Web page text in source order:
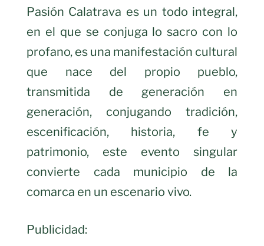
Pasión Calatrava es un todo integral,
en el que se conjuga lo sacro con lo
profano, es una manifestación cultural
que nace del propio pueblo,
transmitida de generación en
generación, conjugando tradición,
escenificación, historia, fe y
patrimonio, este evento singular
convierte cada municipio de la
comarca en un escenario vivo.
Publicidad: